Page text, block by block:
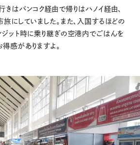
きはバンコク経由で帰りはハノイ経由、
旅にしていました。また、入国するほどの
ジット時に乗り継ぎの空港内でごはんを
感がありますよ。